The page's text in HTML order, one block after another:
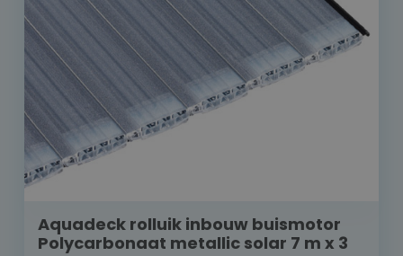
Aquadeck rolluik inbouw buismotor
Polycarbonaat metallic solar 7 m x 3